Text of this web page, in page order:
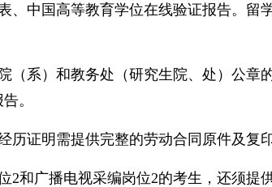
中国高等教育学位在线验证报告。
（系）和教务处（研究生院、处）公
。
证明需提供完整的劳动合同原件及复
和广播电视采编岗位2的考生，还须